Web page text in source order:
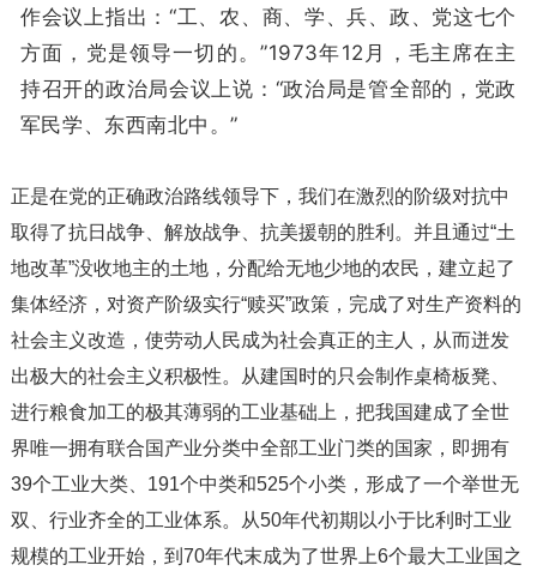
作会议上指出：“工、农、商、学、兵、政、党这七个
方面，党是领导一切的。”1973年12月，毛主席在主
持召开的政治局会议上说：“政治局是管全部的，党政
军民学、东西南北中。”
正是在党的正确政治路线领导下，我们在激烈的阶级对抗中
取得了抗日战争、解放战争、抗美援朝的胜利。并且通过“土
地改革”没收地主的土地，分配给无地少地的农民，建立起了
集体经济，对资产阶级实行“赎买”政策，完成了对生产资料的
社会主义改造，使劳动人民成为社会真正的主人，从而迸发
出极大的社会主义积极性。从建国时的只会制作桌椅板凳、
进行粮食加工的极其薄弱的工业基础上，把我国建成了全世
界唯一拥有联合国产业分类中全部工业门类的国家，即拥有
39个工业大类、191个中类和525个小类，形成了一个举世无
双、行业齐全的工业体系。从50年代初期以小于比利时工业
规模的工业开始，到70年代末成为了世界上6个最大工业国之